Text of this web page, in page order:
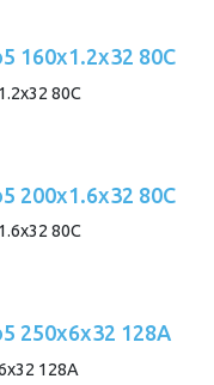
160x1.2x32 80C
200x1.6x32 80C
250x6x32 128A